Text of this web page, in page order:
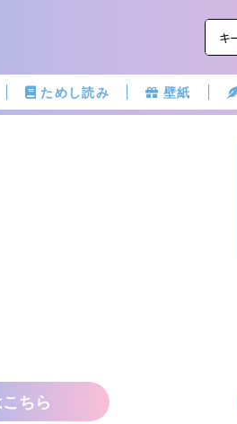
ためし読み 壁紙
ちら